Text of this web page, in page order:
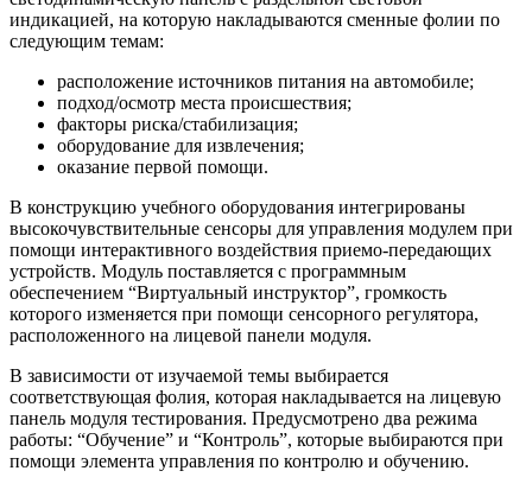
индикацией, на которую накладываются сменные фолии по
следующим темам:
расположение источников питания на автомобиле;
подход/осмотр места происшествия;
факторы риска/стабилизация;
оборудование для извлечения;
оказание первой помощи.
В конструкцию учебного оборудования интегрированы
высокочувствительные сенсоры для управления модулем при
помощи интерактивного воздействия приемо-передающих
устройств. Модуль поставляется с программным
обеспечением “Виртуальный инструктор”, громкость
которого изменяется при помощи сенсорного регулятора,
расположенного на лицевой панели модуля.
В зависимости от изучаемой темы выбирается
соответствующая фолия, которая накладывается на лицевую
панель модуля тестирования. Предусмотрено два режима
работы: “Обучение” и “Контроль”, которые выбираются при
помощи элемента управления по контролю и обучению.